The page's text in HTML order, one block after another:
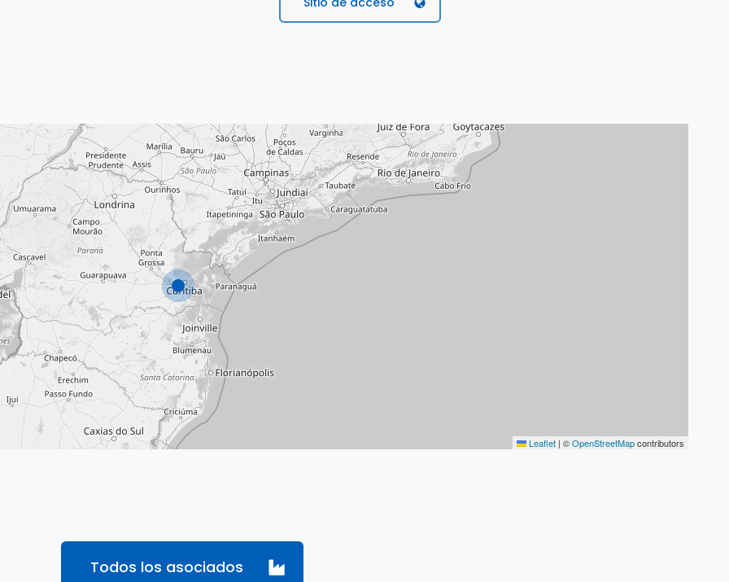
Leaflet | ©OpenStreetMapcontributors
Todos los asociados